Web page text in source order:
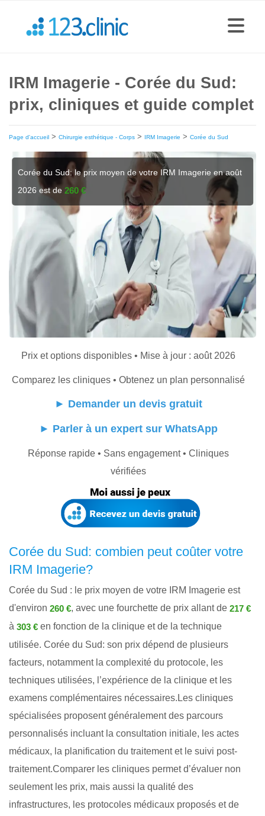
IRM Imagerie - Corée du Sud:
prix, cliniques et guide complet
Page d'accueil > Chirurgie esthétique - Corps > IRM Imagerie > Corée du Sud
Corée du Sud: le prix moyen de votre IRM Imagerie en août
2026 est de260 €
Prix et options disponibles • Mise à jour : août 2026
Comparez les cliniques • Obtenez un plan personnalisé
► Demander un devis gratuit
► Parler à un expert sur WhatsApp
Réponse rapide • Sans engagement • Cliniques
vérifiées
Corée du Sud: combien peut coûter votre
IRM Imagerie?
Corée du Sud : le prix moyen de votre IRM Imagerie est
d'environ 260 €, avec une fourchette de prix allant de 217 €
à 303 € en fonction de la clinique et de la technique
utilisée. Corée du Sud: son prix dépend de plusieurs
facteurs, notamment la complexité du protocole, les
techniques utilisées, l’expérience de la clinique et les
examens complémentaires nécessaires.Les cliniques
spécialisées proposent généralement des parcours
personnalisés incluant la consultation initiale, les actes
médicaux, la planification du traitement et le suivi post-
traitement.Comparer les cliniques permet d’évaluer non
seulement les prix, mais aussi la qualité des
infrastructures, les protocoles médicaux proposés et de